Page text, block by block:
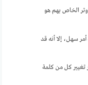
الخاص بهم هو
أمر سهل، إلا أنه قد
تغيير كل من كلمة